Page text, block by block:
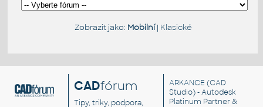
Zobrazit jako: Mobilní| Klasické
CADfórum
Tipy, triky, podpora,
ARKANCE (CAD
Studio) - Autodesk
Platinum Partner &